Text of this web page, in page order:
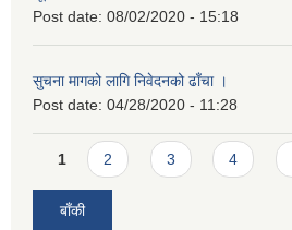
Post date: 08/02/2020 - 15:18
सुचना मागको लागि निवेदनको ढाँचा ।
Post date: 04/28/2020 - 11:28
Pages
1 2 3 4
बाँकी